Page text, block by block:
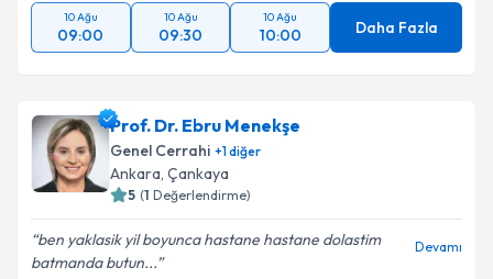
10 Ağu
09:00
10 Ağu
09:30
10 Ağu
10:00 Daha Fazla
Prof. Dr. Ebru Menekşe
Genel Cerrahi +1diğer
Ankara, Çankaya
5 (1 Değerlendirme)
ben yaklasik yil boyunca hastane hastane dolastim
batmanda butun...
Devamı